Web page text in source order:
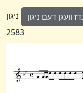
דעם ניגון ניגון
2583